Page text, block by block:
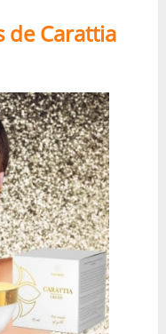
de Carattia